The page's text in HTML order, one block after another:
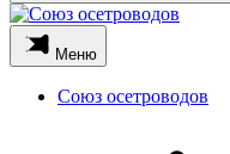
Меню
Союз осетроводов